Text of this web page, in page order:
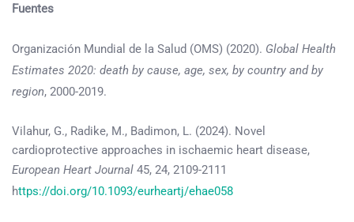
Fuentes
Organización Mundial de la Salud (OMS) (2020). Global Health
Estimates 2020: death by cause, age, sex, by country and by
region, 2000-2019.
Vilahur, G., Radike, M., Badimon, L. (2024). Novel
cardioprotective approaches in ischaemic heart disease,
European Heart Journal 45, 24, 2109-2111
https://doi.org/10.1093/eurheartj/ehae058